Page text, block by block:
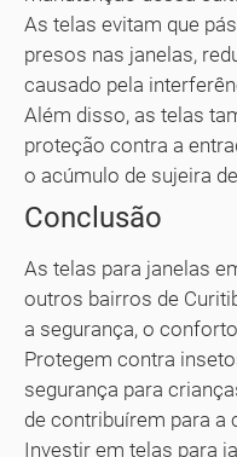
As telas evitam que
presos nas janelas,
causado pela
Além disso, as telas
proteção contra a
o acúmulo de sujeira
Conclusão
As telas para janelas
outros bairros de
a segurança, o
Protegem contra
segurança para
de contribuírem para a
Investir em telas para